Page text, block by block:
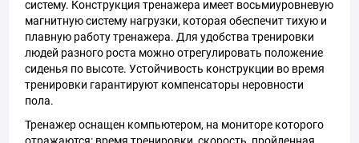
систему. Конструкция тренажера имеет восьмиуровневую
магнитную систему нагрузки, которая обеспечит тихую и
плавную работу тренажера. Для удобства тренировки
людей разного роста можно отрегулировать положение
сиденья по высоте. Устойчивость конструкции во время
тренировки гарантируют компенсаторы неровности
пола.
Тренажер оснащен компьютером, на мониторе которого